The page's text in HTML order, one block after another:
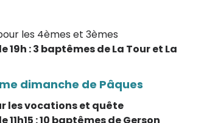
les 4èmes et 3èmes
19h : 3 baptêmes de La Tour et La
dimanche de Pâques
les vocations et quête